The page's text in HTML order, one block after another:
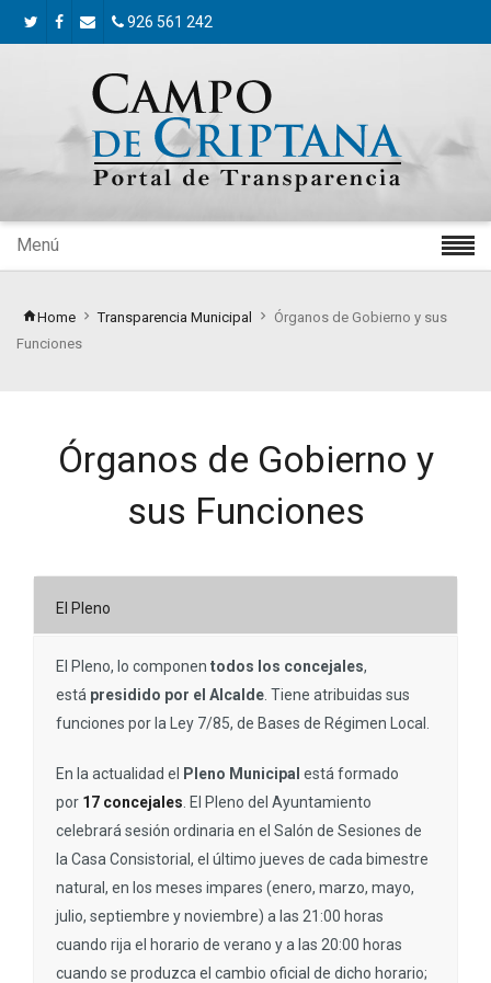
926 561 242
Menú
Home Transparencia Municipal
Órganos de Gobierno y sus
Funciones
Órganos de Gobierno y
sus Funciones
El Pleno
El Pleno, lo componen todos los concejales,
está presidido por el Alcalde . Tiene atribuidas sus
funciones por la Ley 7/85, de Bases de Régimen Local.
En la actualidad el Pleno Municipal está formado
por 17 concejales . El Pleno del Ayuntamiento
celebrará sesión ordinaria en el Salón de Sesiones de
la Casa Consistorial, el último jueves de cada bimestre
natural, en los meses impares (enero, marzo, mayo,
julio, septiembre y noviembre) a las 21:00 horas
cuando rija el horario de verano y a las 20:00 horas
cuando se produzca el cambio oficial de dicho horario;